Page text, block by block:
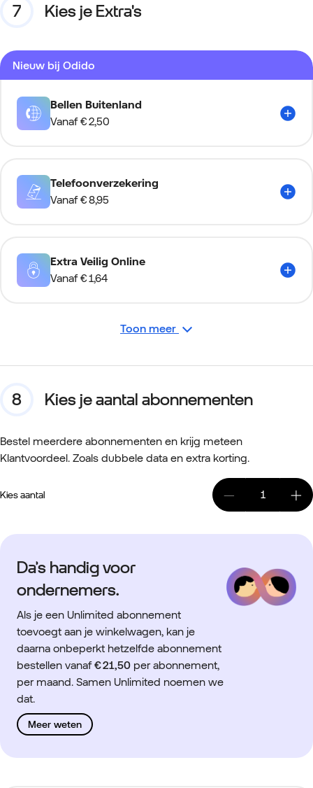
Kies je Extra's
Nieuw bij Odido
Bellen Buitenland
Vanaf € 2,50
Telefoonverzekering
Vanaf € 8,95
Extra Veilig Online
Vanaf € 1,64
Toon meer
Kies je aantal abonnementen
Bestel meerdere abonnementen en krijg meteen
Klantvoordeel. Zoals dubbele data en extra korting.
Kies aantal
Da’s handig voor
ondernemers.
Als je een Unlimited abonnement
toevoegt aan je winkelwagen, kan je
daarna onbeperkt hetzelfde abonnement
bestellen vanaf€ 21,50 per abonnement,
per maand. Samen Unlimited noemen we
dat.
Meer weten